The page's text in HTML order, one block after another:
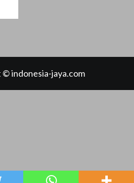
indonesia-jaya.com